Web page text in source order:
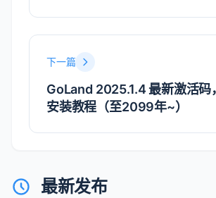
下一篇
GoLand 2025.1.4 最新激活码
安装教程（至2099年~）
最新发布